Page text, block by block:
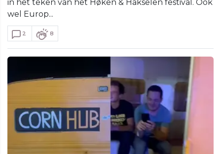
in het teken van het Høken & Hakselen festival. Ook
wel Europ...
2 8